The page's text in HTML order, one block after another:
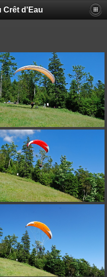
Crêt d'Eau